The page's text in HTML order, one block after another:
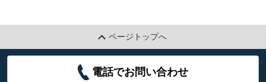
ページトップへ
電話でお問い合わせ